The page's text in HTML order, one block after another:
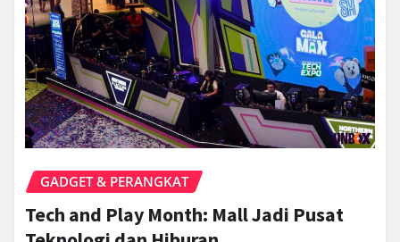
GADGET & PERANGKAT
Tech and Play Month: Mall Jadi Pusat